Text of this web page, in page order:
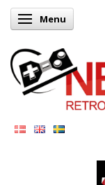
Skifte navigation
Menu